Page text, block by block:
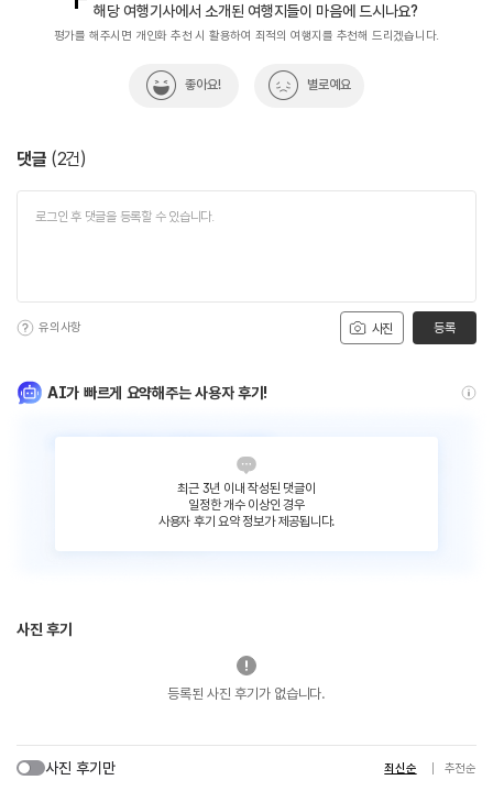
해당 여행기사에서 소개된 여행지들이 마음에 드시나요?
평가를 해주시면 개인화 추천 시 활용하여 최적의 여행지를 추천해 드리겠습니다.
좋아요! 별로예요
댓글 (2건)
사진
유의사항 등록
AI가 빠르게 요약해주는 사용자 후기!
최근 3년 이내 작성된 댓글이
일정한 개수 이상인 경우
사용자 후기 요약 정보가 제공됩니다.
사진 후기
등록된 사진 후기가 없습니다.
사진 후기만 최신순 추천순